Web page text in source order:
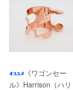
《ワゴンセー
ル》Harrison（ハリ